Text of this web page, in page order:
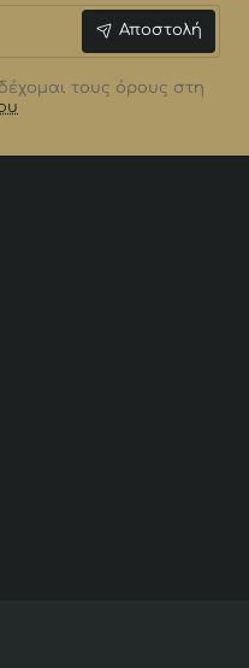
Αποστολή
τους όρους στη